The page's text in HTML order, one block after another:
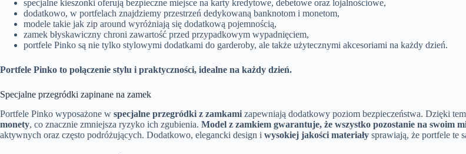
specjalne kieszonki oferują bezpieczne miejsce na karty kredytowe, debetowe oraz lojalnościowe,
dodatkowo, w portfelach znajdziemy przestrzeń dedykowaną banknotom i monetom,
modele takie jak zip around wyróżniają się dodatkową pojemnością,
zamek błyskawiczny chroni zawartość przed przypadkowym wypadnięciem,
portfele Pinko są nie tylko stylowymi dodatkami do garderoby, ale także użytecznymi akcesoriami na każdy dzień.
Portfele Pinko to połączenie stylu i praktyczności, idealne na każdy dzień.
Specjalne przegródki zapinane na zamek
Portfele Pinko wyposażone w specjalne przegródki z zamkami zapewniają dodatkowy poziom bezpieczeństwa. Dzięki
monety, co znacznie zmniejsza ryzyko ich zgubienia. Model z zamkiem gwarantuje, że wszystko pozostanie na swoim
aktywnych oraz często podróżujących. Dodatkowo, elegancki design i wysokiej jakości materiały sprawiają, że portfele te